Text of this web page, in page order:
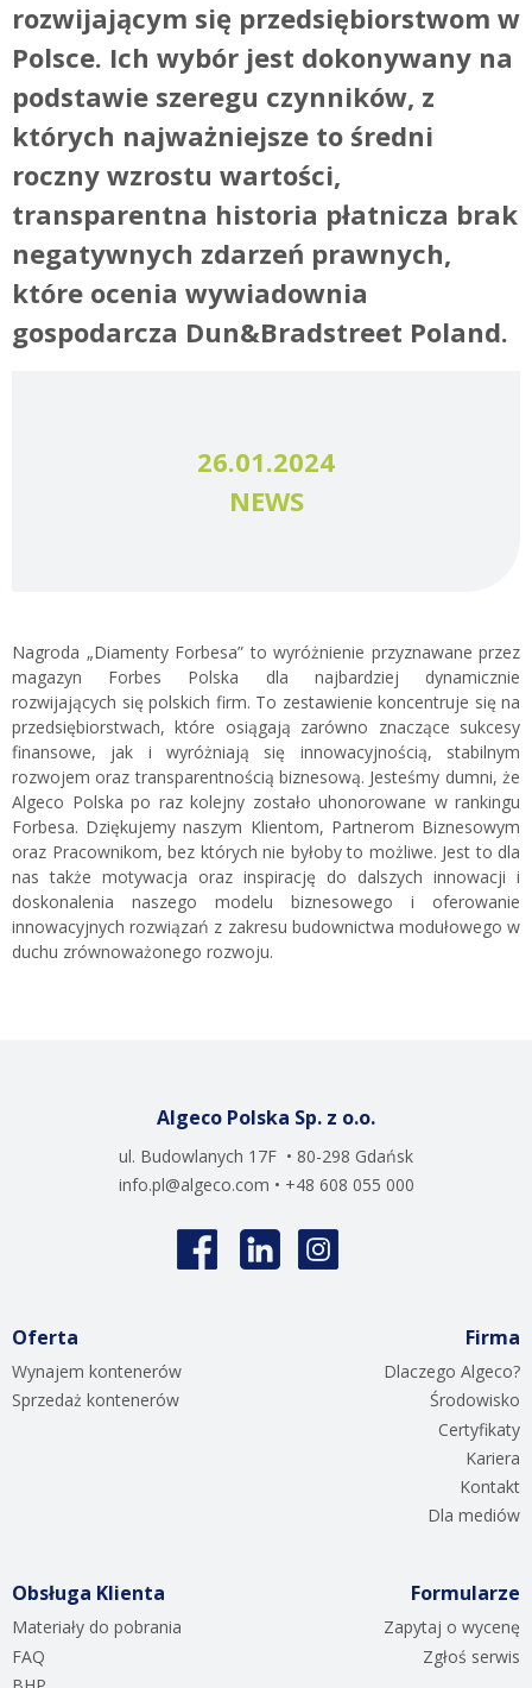
rozwijającym się przedsiębiorstwom w
Polsce. Ich wybór jest dokonywany na
podstawie szeregu czynników, z
których najważniejsze to średni
roczny wzrostu wartości,
transparentna historia płatnicza brak
negatywnych zdarzeń prawnych,
które ocenia wywiadownia
gospodarcza Dun&Bradstreet Poland.
26.01.2024
NEWS
Nagroda „Diamenty Forbesa” to wyróżnienie przyznawane przez
magazyn Forbes Polska dla najbardziej dynamicznie
rozwijających się polskich firm. To zestawienie koncentruje się na
przedsiębiorstwach, które osiągają zarówno znaczące sukcesy
finansowe, jak i wyróżniają się innowacyjnością, stabilnym
rozwojem oraz transparentnością biznesową. Jesteśmy dumni, że
Algeco Polska po raz kolejny zostało uhonorowane w rankingu
Forbesa. Dziękujemy naszym Klientom, Partnerom Biznesowym
oraz Pracownikom, bez których nie byłoby to możliwe. Jest to dla
nas także motywacja oraz inspirację do dalszych innowacji i
doskonalenia naszego modelu biznesowego i oferowanie
innowacyjnych rozwiązań z zakresu budownictwa modułowego w
duchu zrównoważonego rozwoju.
Algeco Polska Sp. z o.o.
ul. Budowlanych 17F • 80-298 Gdańsk
info.pl@algeco.com • +48 608 055 000
Oferta
Wynajem kontenerów
Sprzedaż kontenerów
Firma
Dlaczego Algeco?
Środowisko
Certyfikaty
Kariera
Kontakt
Dla mediów
Obsługa Klienta
Materiały do pobrania
FAQ
Formularze
Zapytaj o wycenę
Zgłoś serwis